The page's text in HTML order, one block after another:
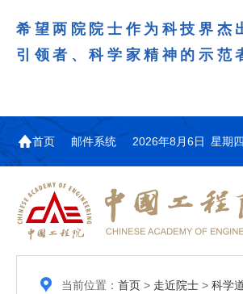
希望两院院士作为科技界杰
引领者、科学家精神的示
首页 邮件系统 2026年8月6日 星期四
当前位置： 首页> 走近院士> 科学